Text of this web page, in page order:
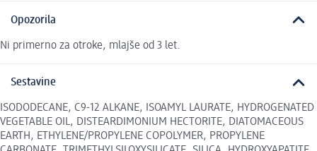
Opozorila
Ni primerno za otroke, mlajše od 3 let.
Sestavine
ISODODECANE, C9-12 ALKANE, ISOAMYL LAURATE, HYDROGENATED
VEGETABLE OIL, DISTEARDIMONIUM HECTORITE, DIATOMACEOUS
EARTH, ETHYLENE/PROPYLENE COPOLYMER, PROPYLENE